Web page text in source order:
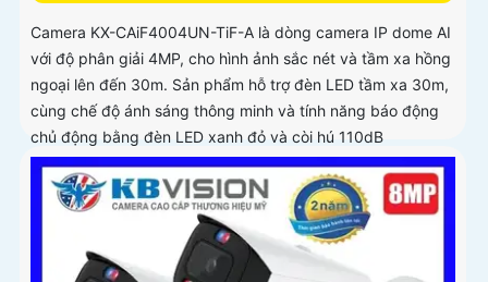
Camera KX-CAiF4004UN-TiF-A là dòng camera IP dome AI
với độ phân giải 4MP, cho hình ảnh sắc nét và tầm xa hồng
ngoại lên đến 30m. Sản phẩm hỗ trợ đèn LED tầm xa 30m,
cùng chế độ ánh sáng thông minh và tính năng báo động
chủ động bằng đèn LED xanh đỏ và còi hú 110dB